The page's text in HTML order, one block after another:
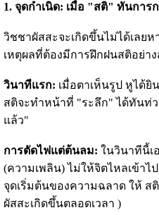
1. จุดกำเนิด: เมื่อ "สติ" ทันการ
วิชชาผัสสะจะเกิดขึ้นไม่ได้เลยห
เหตุผลที่ต้องมีการฝึกฝนสติอย่า
วินาทีแรก: เมื่อตาเห็นรูป หูได้ยิ
สติจะทำหน้าที่ "ระลึก" ได้ทันท่
แล้ว"
การตัดไฟแต่ต้นลม: ในวินาทีนี้เ
(ความเพลิน) ไม่ให้จิตไหลเข้า
จุดเริ่มต้นของความฉลาด ให้ ส
ผัสสะเกิดขึ้นตลอดเวลา )